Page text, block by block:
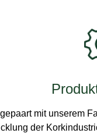
gepaart mit unserem
der